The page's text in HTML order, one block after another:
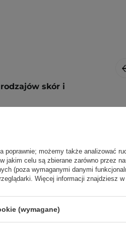
skór i
kolistymi ruchami na
lub na noc
Zajrzyj do naszego
poprawnie; możemy także analizować
jakim celu są zbierane zarówno przez
(poza wymaganymi danymi
Więcej informacji znajdziesz w
(wymagane)